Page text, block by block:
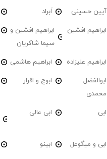
آیین حسینی اَبراد
ابراهیم افشین
ابراهیم افشین و
سیما شاکریان
ابراهیم علیزاده ابراهیم هاشمی
ابوالفضل
محمدی
ابوچ و اقرار
ابی ابی عالی
ابی و میگوعل ابینو